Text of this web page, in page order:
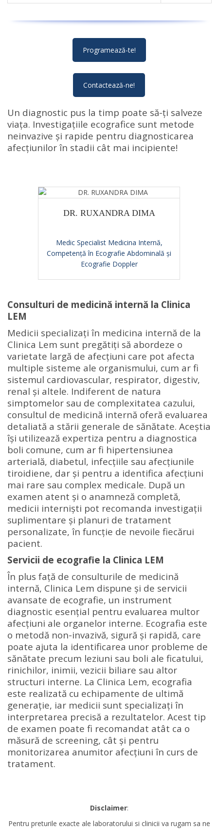
Programează-te!
Contactează-ne!
Un diagnostic pus la timp poate să-ți salveze
viața. Investigațiile ecografice sunt metode
neinvazive și rapide pentru diagnosticarea
afecțiunilor în stadii cât mai incipiente!
DR. RUXANDRA DIMA
Medic Specialist Medicina Internă,
Competență în Ecografie Abdominală și
Ecografie Doppler
Consulturi de medicină internă la Clinica
LEM
Medicii specializați în medicina internă de la
Clinica Lem sunt pregătiți să abordeze o
varietate largă de afecțiuni care pot afecta
multiple sisteme ale organismului, cum ar fi
sistemul cardiovascular, respirator, digestiv,
renal și altele. Indiferent de natura
simptomelor sau de complexitatea cazului,
consultul de medicină internă oferă evaluarea
detaliată a stării generale de sănătate. Aceștia
își utilizează expertiza pentru a diagnostica
boli comune, cum ar fi hipertensiunea
arterială, diabetul, infecțiile sau afecțiunile
tiroidiene, dar și pentru a identifica afecțiuni
mai rare sau complex medicale. După un
examen atent și o anamneză completă,
medicii interniști pot recomanda investigații
suplimentare și planuri de tratament
personalizate, în funcție de nevoile fiecărui
pacient.
Servicii de ecografie la Clinica LEM
În plus față de consulturile de medicină
internă, Clinica Lem dispune și de servicii
avansate de ecografie, un instrument
diagnostic esențial pentru evaluarea multor
afecțiuni ale organelor interne. Ecografia este
o metodă non-invazivă, sigură și rapidă, care
poate ajuta la identificarea unor probleme de
sănătate precum leziuni sau boli ale ficatului,
rinichilor, inimii, vezicii biliare sau altor
structuri interne. La Clinica Lem, ecografia
este realizată cu echipamente de ultimă
generație, iar medicii sunt specializați în
interpretarea precisă a rezultatelor. Acest tip
de examen poate fi recomandat atât ca o
măsură de screening, cât și pentru
monitorizarea anumitor afecțiuni în curs de
tratament.
Disclaimer:
Pentru preturile exacte ale laboratorului si clinicii va rugam sa ne